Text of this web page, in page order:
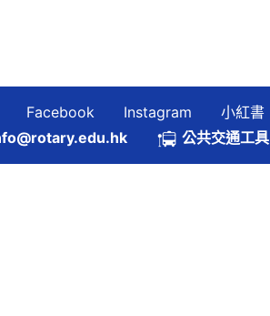
Facebook Instagram
小紅書
公共交通工具